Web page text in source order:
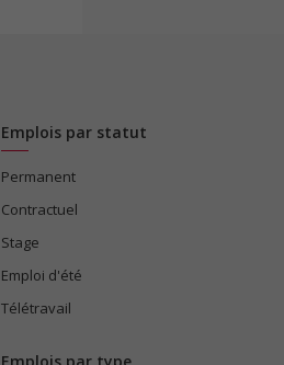
Emplois par statut
Permanent
Contractuel
Stage
Emploi d'été
Télétravail